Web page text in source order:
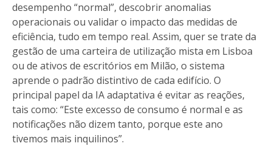
desempenho “normal”, descobrir anomalias
operacionais ou validar o impacto das medidas de
eficiência, tudo em tempo real. Assim, quer se trate da
gestão de uma carteira de utilização mista em Lisboa
ou de ativos de escritórios em Milão, o sistema
aprende o padrão distintivo de cada edifício. O
principal papel da IA adaptativa é evitar as reações,
tais como: “Este excesso de consumo é normal e as
notificações não dizem tanto, porque este ano
tivemos mais inquilinos”.